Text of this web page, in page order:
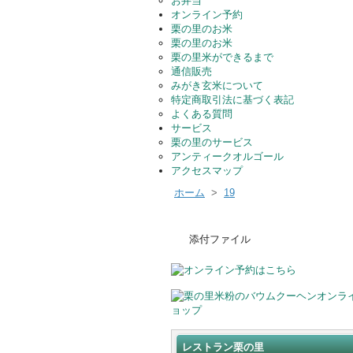
オンライン予約
栗の里のお米
栗の里のお米
栗の里米ができるまで
通信販売
みがき玄米について
特定商取引法に基づく表記
よくある質問
サービス
栗の里のサービス
アンティークオルゴール
アクセスマップ
ホーム > 19
添付ファイル
レストラン栗の里